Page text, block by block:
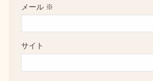
メール ※
サイト